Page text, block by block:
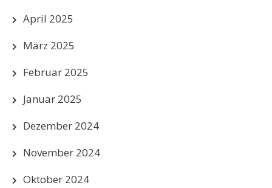
April 2025
März 2025
Februar 2025
Januar 2025
Dezember 2024
November 2024
Oktober 2024